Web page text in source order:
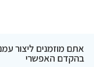
אתם מוזמנים ליצור
בהקדם האפשרי